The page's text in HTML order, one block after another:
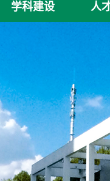
学科建设 人